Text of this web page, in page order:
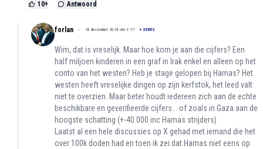
10+ Antwoord
forlan 18 december 2024 om 1:17 + 35852
Wim, dat is vreselijk. Maar hoe kom je aan die cijfers? Een
half miljoen kinderen in een graf in Irak enkel en alleen op het
conto van het westen? Heb je stage gelopen bij Hamas? Het
westen heeft vreselijke dingen op zijn kerfstok, het leed valt
niet te overzien. Maar beter houdt iedereen zich aan de echte
beschikbare en geverifieerde cijfers... of zoals in Gaza aan de
hoogste schatting (+-40.000 inc Hamas strijders)
Laatst al een hele discussies op X gehad met iemand die het
over 100k doden had en toen ik zei dat Hamas niet eens op